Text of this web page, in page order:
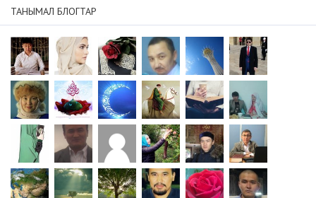
ТАНЫМАЛ БЛОГТАР